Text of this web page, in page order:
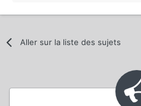
Aller sur la liste des sujets